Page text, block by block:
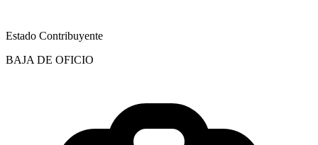
Estado Contribuyente
BAJA DE OFICIO